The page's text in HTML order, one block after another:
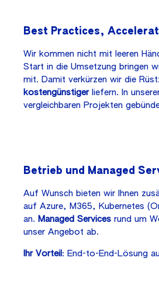
Best Practices,
Wir kommen nicht mit leeren
Start in die Umsetzung bringen
mit. Damit verkürzen wir die
kostengünstigerliefern. In
vergleichbaren Projekten
Betrieb und Managed
Auf Wunsch bieten wir Ihnen
auf Azure, M365, Kubernetes
an. Managed Services rund um
unser Angebot ab.
Ihr Vorteil : End-to-End-Lösung